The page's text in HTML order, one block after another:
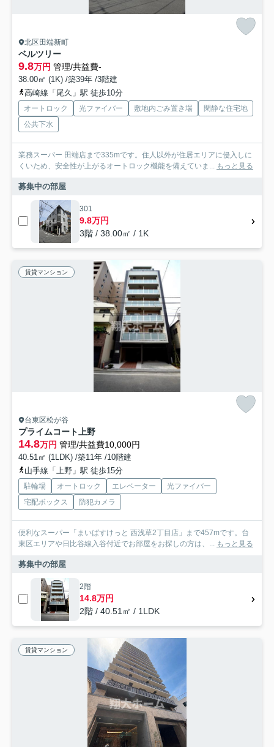
北区田端新町
ベルツリー
9.8万円 管理/共益費-
38.00㎡ (1K) /築39年 /3階建
高崎線「尾久」駅 徒歩10分
オートロック 光ファイバー 敷地内ごみ置き場
閑静な住宅地
公共下水
業務スーパー 田端店まで335mです。住人以外が住居エリアに侵入しに
くいため、安全性が上がるオートロック機能を備えていま...
もっと見る
募集中の部屋
301
9.8万円
3階 / 38.00㎡ / 1K
賃貸マンション
台東区松が谷
プライムコート上野
14.8万円 管理/共益費10,000円
40.51㎡ (1LDK) /築11年 /10階建
山手線「上野」駅 徒歩15分
駐輪場 オートロック エレベーター
光ファイバー
宅配ボックス
防犯カメラ
便利なスーパー「まいばすけっと 西浅草2丁目店」まで457mです。台
東区エリアや日比谷線入谷付近でお部屋をお探しの方は、...
もっと見る
募集中の部屋
2階
14.8万円
2階 / 40.51㎡ / 1LDK
賃貸マンション